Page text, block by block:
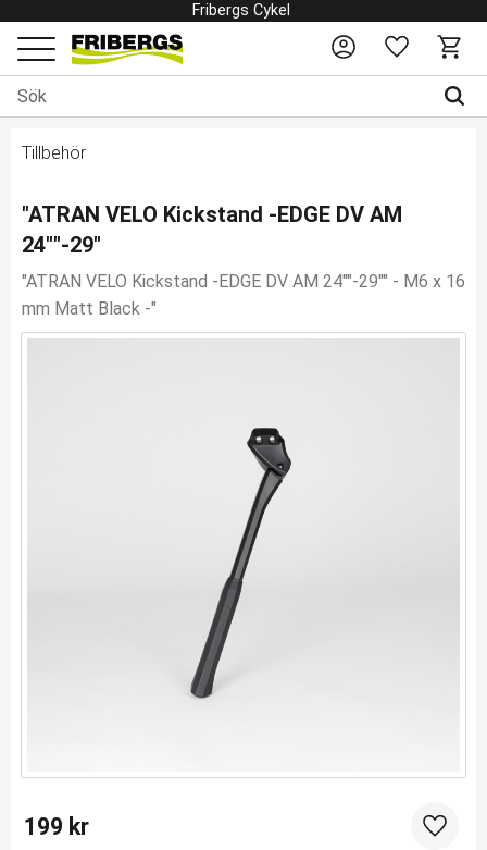
Meny
Fribergs Cykel
Favoriter
Tillbehör
"ATRAN VELO Kickstand -EDGE DV AM
24""-29"
"ATRAN VELO Kickstand -EDGE DV AM 24""-29"" - M6 x 16
mm Matt Black -"
199 kr Lägg